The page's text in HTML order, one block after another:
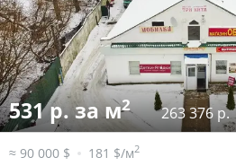
531 р. за м2 263 376 р.
≈ 90 000 $ 181 $/м2